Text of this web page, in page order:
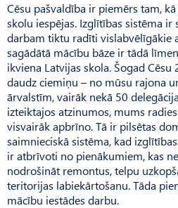
Cēsu pašvaldība ir piemērs tam,
skolu iespējas. Izglītības sistēma ir
darbam tiktu radīti vislabvēlīgākie
sagādātā mācību bāze ir tādā
ikviena Latvijas skola. Šogad
daudz ciemiņu – no mūsu rajona
ārvalstīm, vairāk nekā 50
izteiktajos atzinumos, mums
visvairāk apbrīno. Tā ir pilsētas
saimnieciskā sistēma, kad
ir atbrīvoti no pienākumiem, kas
nodrošināt remontus, telpu
teritorijas labiekārtošanu. Tāda
mācību iestādes darbu.